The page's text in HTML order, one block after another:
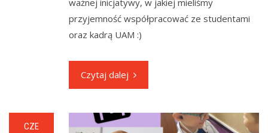
ważnej inicjatywy, w jakiej mieliśmy
przyjemność współpracować ze studentami
oraz kadrą UAM :)
Czytaj dalej
CZE